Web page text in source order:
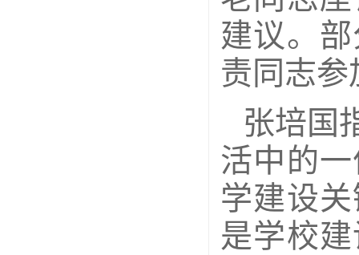
建议。
责同志
张培国
活中的
学建设
是学校